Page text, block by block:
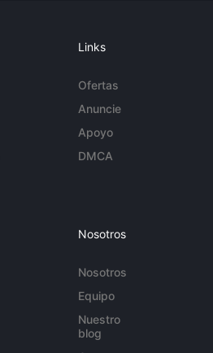
Links
Ofertas
Anuncie
Apoyo
DMCA
Nosotros
Nosotros
Equipo
Nuestro
blog